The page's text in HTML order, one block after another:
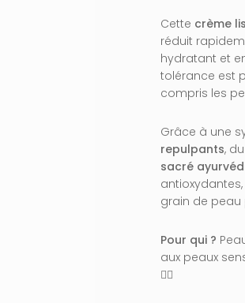
Cette crème
réduit
hydratant et
tolérance est
compris les
Grâce à une
repulpants, du
sacré
grain de peau
Pour qui ?
aux peaux
👩‍⚕️